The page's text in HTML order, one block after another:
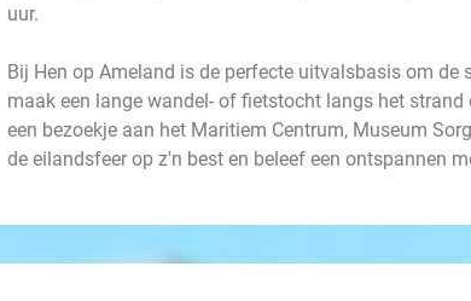
uur.
Bij Hen op Ameland is de perfecte uitvalsbasis om de
maak een lange wandel- of fietstocht langs het
een bezoekje aan het Maritiem Centrum, Museum
de eilandsfeer op z'n best en beleef een ontspannen